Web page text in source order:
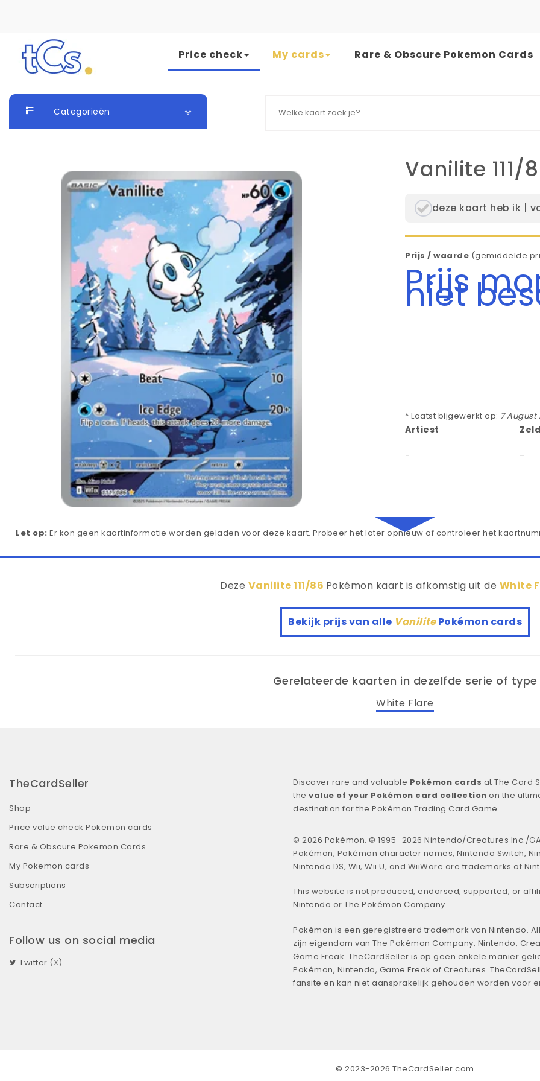
Skip to content
Price check My cards Rare & Obscure Pokemon Cards
Categorieën
Vanilite 111/
deze kaart heb ik |
Prijs / waarde (gemiddelde
Prijs
niet
* Laatst bijgewerkt op: 7 August
Artiest
- -
Let op: Er kon geen kaartinformatie worden geladen voor deze kaart. Probeer het later opnieuw of controleer het
Deze Vanilite 111/86 Pokémon kaart is afkomstig uit de White
Bekijk prijs van alle VanilitePokémon cards
Gerelateerde kaarten in dezelfde serie of type
White Flare
TheCardSeller
Shop
Price value check Pokemon cards
Rare & Obscure Pokemon Cards
My Pokemon cards
Subscriptions
Contact
Follow us on social media
Twitter (X)
Discover rare and valuable Pokémon cards at The Card
the value of your Pokémon card collection on the
destination for the Pokémon Trading Card Game.
© 2026 Pokémon. © 1995–2026 Nintendo/Creatures Inc./
Pokémon, Pokémon character names, Nintendo Switch,
Nintendo DS, Wii, Wii U, and WiiWare are trademarks of
This website is not produced, endorsed, supported, or
Nintendo or The Pokémon Company.
Pokémon is een geregistreerd trademark van Nintendo.
zijn eigendom van The Pokémon Company, Nintendo,
Game Freak. TheCardSeller is op geen enkele manier
Pokémon, Nintendo, Game Freak of Creatures.
fansite en kan niet aansprakelijk gehouden worden voor
© 2023-2026 TheCardSeller.com